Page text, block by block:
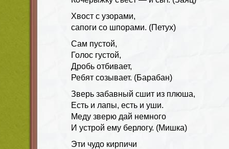
Хвост с узорами,
сапоги со шпорами. (Петух)
Сам пустой,
Голос густой,
Дробь отбивает,
Ребят созывает. (Барабан)
Зверь забавный сшит из плюша,
Есть и лапы, есть и уши.
Меду зверю дай немного
И устрой ему берлогу. (Мишка)
Эти чудо кирпичи